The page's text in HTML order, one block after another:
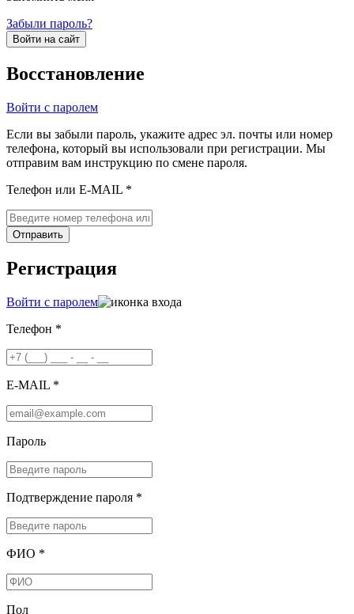
Забыли пароль?
Войти на сайт
Восстановление
Войти с паролем
Если вы забыли пароль, укажите адрес эл. почты или номер
телефона, который вы использовали при регистрации. Мы
отправим вам инструкцию по смене пароля.
Телефон или E-MAIL *
Отправить
Регистрация
Войти с паролем
Телефон *
E-MAIL *
Пароль
Подтверждение пароля *
ФИО *
Пол